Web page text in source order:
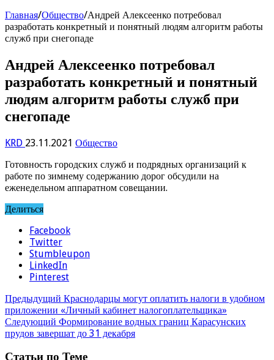
Главная/Общество/Андрей Алексеенко потребовал
разработать конкретный и понятный людям алгоритм работы
служб при снегопаде
Андрей Алексеенко потребовал
разработать конкретный и понятный
людям алгоритм работы служб при
снегопаде
KRD 23.11.2021 Общество
Готовность городских служб и подрядных организаций к
работе по зимнему содержанию дорог обсудили на
еженедельном аппаратном совещании.
Делиться
Facebook
Twitter
Stumbleupon
LinkedIn
Pinterest
Предыдущий Краснодарцы могут оплатить налоги в удобном
приложении «Личный кабинет налогоплательщика»
Следующий Формирование водных границ Карасунских
прудов завершат до 31 декабря
Статьи по Теме